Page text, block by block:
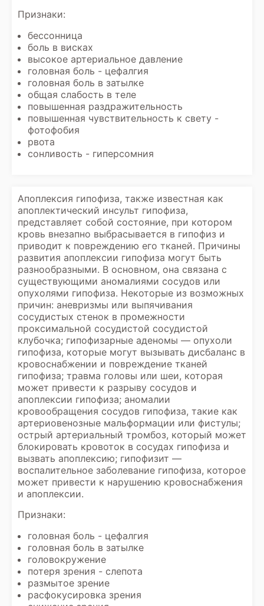
Признаки:
бессонница
боль в висках
высокое артериальное давление
головная боль - цефалгия
головная боль в затылке
общая слабость в теле
повышенная раздражительность
повышенная чувствительность к свету -
фотофобия
рвота
сонливость - гиперсомния
Апоплексия гипофиза, также известная как
апоплектический инсульт гипофиза,
представляет собой состояние, при котором
кровь внезапно выбрасывается в гипофиз и
приводит к повреждению его тканей. Причины
развития апоплексии гипофиза могут быть
разнообразными. В основном, она связана с
существующими аномалиями сосудов или
опухолями гипофиза. Некоторые из возможных
причин: аневризмы или выпячивания
сосудистых стенок в промежности
проксимальной сосудистой сосудистой
клубочка; гипофизарные аденомы — опухоли
гипофиза, которые могут вызывать дисбаланс в
кровоснабжении и повреждение тканей
гипофиза; травма головы или шеи, которая
может привести к разрыву сосудов и
апоплексии гипофиза; аномалии
кровообращения сосудов гипофиза, такие как
артериовенозные мальформации или фистулы;
острый артериальный тромбоз, который может
блокировать кровоток в сосудах гипофиза и
вызвать апоплексию; гипофизит —
воспалительное заболевание гипофиза, которое
может привести к нарушению кровоснабжения
и апоплексии.
Признаки:
головная боль - цефалгия
головная боль в затылке
головокружение
потеря зрения - слепота
размытое зрение
расфокусировка зрения